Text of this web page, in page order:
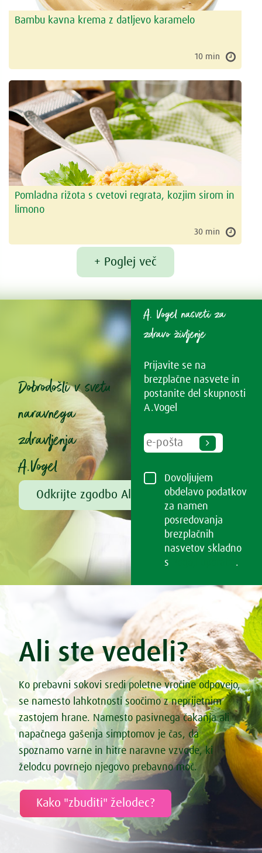
Bambu kavna krema z datljevo karamelo
10 min
Pomladna rižota s cvetovi regrata, kozjim sirom in
limono
30 min
+ Poglej več
Dobrodošli v svetu
naravnega
zdravljenja
A.Vogel
Odkrijte zgodbo Alfreda Vogla
A. Vogel nasveti za
zdravo življenje
Prijavite se na
brezplačne nasvete in
postanite del skupnosti
A.Vogel
Dovoljujem
obdelavo podatkov
za namen
posredovanja
brezplačnih
nasvetov skladno
s
.
Ali ste vedeli?
Ko prebavni sokovi sredi poletne vročine odpovejo,
se namesto lahkotnosti soočimo z neprijetnim
zastojem hrane. Namesto pasivnega čakanja ali
napačnega gašenja simptomov je čas, da
spoznamo varne in hitre naravne vzvode, ki
želodcu povrnejo njegovo prebavno moč.
Kako "zbuditi" želodec?